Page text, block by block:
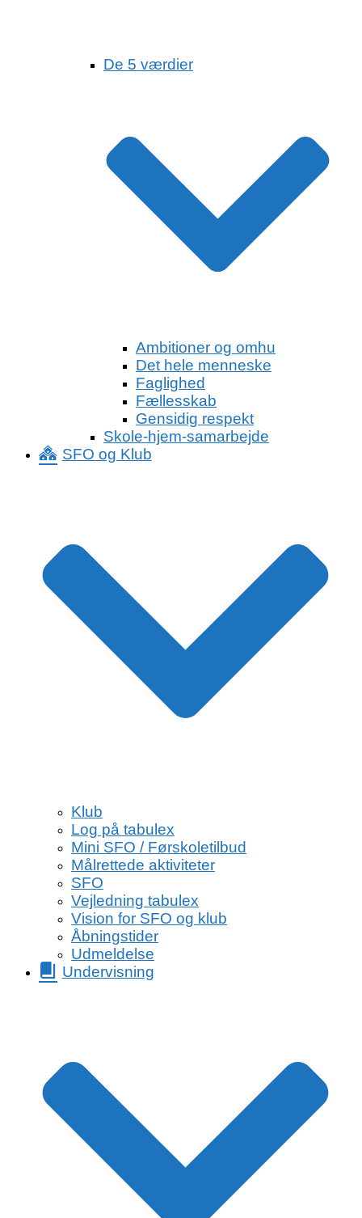
De 5 værdier
Ambitioner og omhu
Det hele menneske
Faglighed
Fællesskab
Gensidig respekt
Skole-hjem-samarbejde
SFO og Klub
Klub
Log på tabulex
Mini SFO / Førskoletilbud
Målrettede aktiviteter
SFO
Vejledning tabulex
Vision for SFO og klub
Åbningstider
Udmeldelse
Undervisning